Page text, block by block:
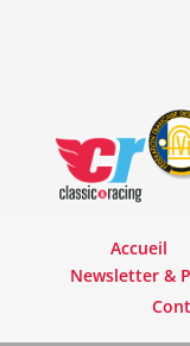
Accueil
Newsletter &